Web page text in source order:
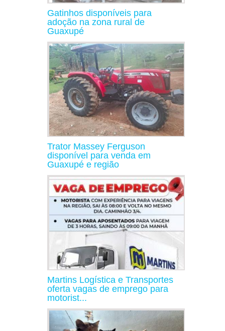
Gatinhos disponíveis para
adoção na zona rural de
Guaxupé
Trator Massey Ferguson
disponível para venda em
Guaxupé e região
Martins Logística e Transportes
oferta vagas de emprego para
motorist...